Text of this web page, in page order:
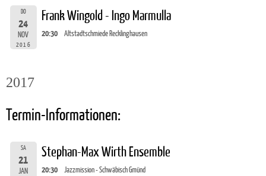
DO
24
NOV
2016
Frank Wingold - Ingo Marmulla
20:30 Altstadtschmiede Recklinghausen
2017
Termin-Informationen:
SA
21
JAN
Stephan-Max Wirth Ensemble
20:30 Jazzmission - Schwäbisch Gmünd